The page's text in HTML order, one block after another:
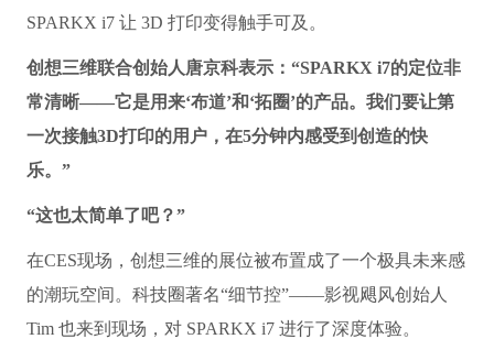
SPARKX i7 让 3D 打印变得触手可及。
创想三维联合创始人唐京科表示：“SPARKX i7的定位非
常清晰——它是用来‘布道’和‘拓圈’的产品。我们要让第
一次接触3D打印的用户，在5分钟内感受到创造的快
乐。”
“这也太简单了吧？”
在CES现场，创想三维的展位被布置成了一个极具未来感
的潮玩空间。科技圈著名“细节控”——影视飓风创始人
Tim 也来到现场，对 SPARKX i7 进行了深度体验。